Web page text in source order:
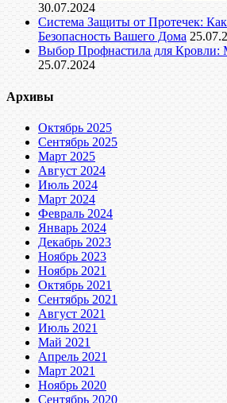
30.07.2024
Система Защиты от Протечек:
Безопасность Вашего Дома
Выбор Профнастила для
25.07.2024
Архивы
Октябрь 2025
Сентябрь 2025
Март 2025
Август 2024
Июль 2024
Март 2024
Февраль 2024
Январь 2024
Декабрь 2023
Ноябрь 2023
Ноябрь 2021
Октябрь 2021
Сентябрь 2021
Август 2021
Июль 2021
Май 2021
Апрель 2021
Март 2021
Ноябрь 2020
Сентябрь 2020